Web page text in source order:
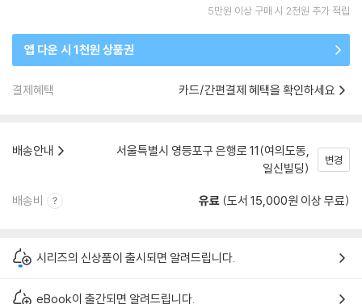
5만원 이상 구매 시 2천원 추가 적립
앱 다운 시 1천원 상품권
결제혜택 카드/간편결제 혜택을 확인하세요
배송안내
서울특별시 영등포구 은행로 11(여의도동,
일신빌딩)
변경
배송비 유료 (도서 15,000원 이상 무료)
시리즈의 신상품이 출시되면 알려드립니다.
eBook이 출간되면 알려드립니다.